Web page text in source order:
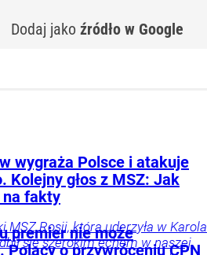
Dodaj jako źródło w Google
wygraża Polsce i atakuje
Kolejny głos z MSZ: Jak
na fakty
MSZ Rosji, która uderzyła w Karola
się szerokim echem w naszej
premier nie może
Polacy o przywróceniu CPN